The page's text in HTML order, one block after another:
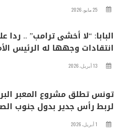
25 مايو، 2026
البابا: “لا أخشى ترامب” .. ردا
انتقادات وجهها له الرئيس
13 أبريل، 2026
تونس تطلق مشروع المعبر
لربط رأس جدير بدول جنوب
1 أبريل، 2026